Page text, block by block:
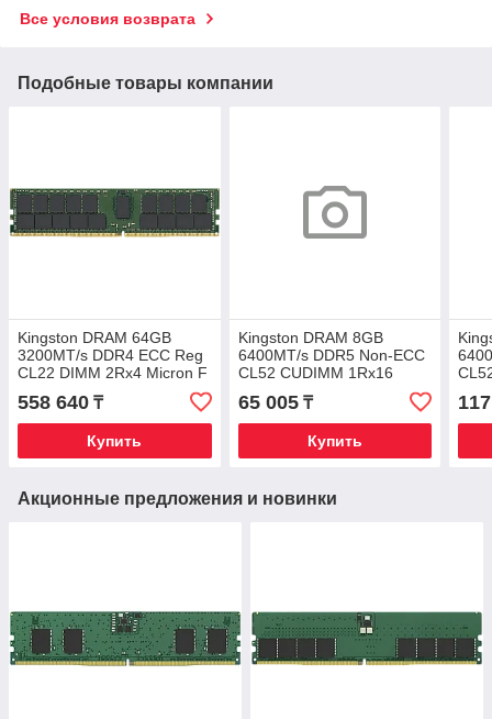
Все условия возврата
Подобные товары компании
Kingston DRAM 64GB
3200MT/s DDR4 ECC Reg
CL22 DIMM 2Rx4 Micron F
558 640 ₸
Купить
Kingston DRAM 8GB
6400MT/s DDR5 Non-ECC
CL52 CUDIMM 1Rx16
65 005₸
Купить
Акционные предложения и новинки